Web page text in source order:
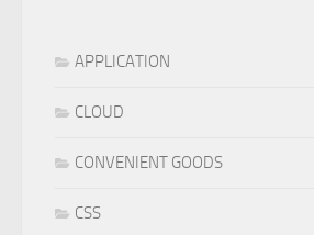
APPLICATION
CLOUD
CONVENIENT GOODS
CSS